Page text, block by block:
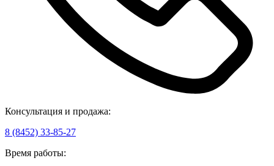
Консультация и продажа:
8 (8452) 33-85-27
Время работы: